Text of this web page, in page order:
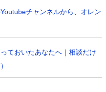
チャンネルから、オレン
ておいたあなたへ｜相談だけ